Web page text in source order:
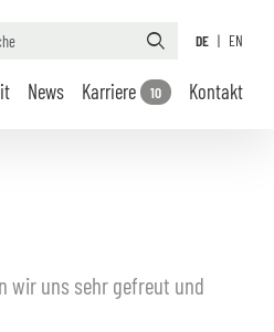
DE | EN
News Karriere 10 Kontakt
wir uns sehr gefreut und